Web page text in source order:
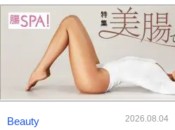
Beauty 2026.08.04